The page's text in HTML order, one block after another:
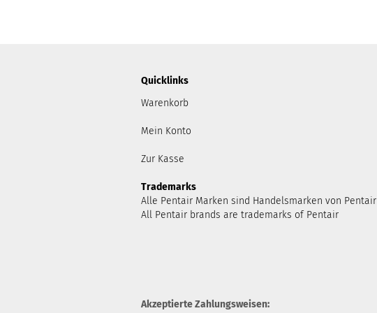
Quicklinks
Warenkorb
Mein Konto
Zur Kasse
Trademarks
Alle Pentair Marken sind Handelsmarken von Pentair
All Pentair brands are trademarks of Pentair
Akzeptierte Zahlungsweisen: